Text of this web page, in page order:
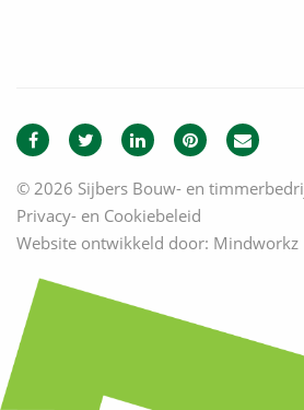
© 2026 Sijbers Bouw- en
Privacy- en Cookiebeleid
Website ontwikkeld door: Mindworkz